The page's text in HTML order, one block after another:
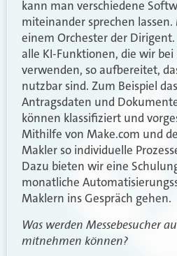
kann man verschiedene
miteinander sprechen
einem Orchester der
alle KI-Funktionen, die wir
verwenden, so aufbereitet,
nutzbar sind. Zum Beispiel
Antragsdaten und
können klassifiziert und
Mithilfe von Make.com und
Makler so individuelle
Dazu bieten wir eine
monatliche
Maklern ins Gespräch gehen.
Was werden Messebesucher
mitnehmen können?